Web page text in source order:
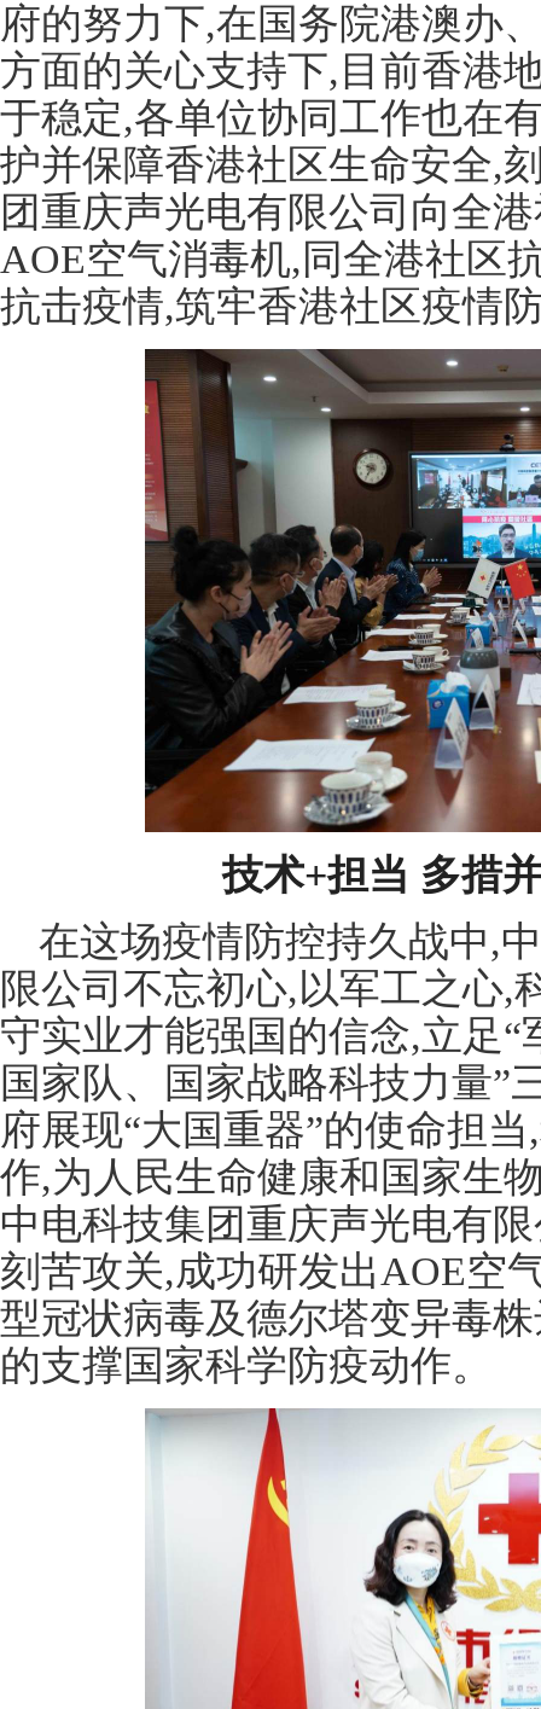
府的努力下,在国务院港澳办
方面的关心支持下,目前香港
于稳定,各单位协同工作也在
护并保障香港社区生命安全,
团重庆声光电有限公司向全
AOE空气消毒机,同全港社区
抗击疫情,筑牢香港社区疫情
技术+担当 多措
在这场疫情防控持久战中,
限公司不忘初心,以军工之心,
守实业才能强国的信念,立足
国家队、国家战略科技力量”
府展现“大国重器”的使命担
作,为人民生命健康和国家生
中电科技集团重庆声光电有
刻苦攻关,成功研发出AOE空
型冠状病毒及德尔塔变异毒
的支撑国家科学防疫动作。